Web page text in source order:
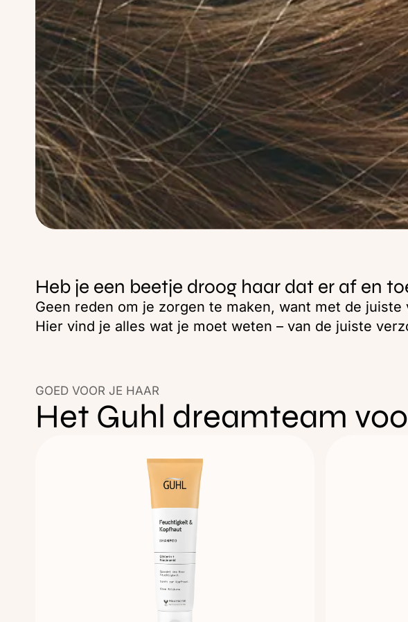
Heb je een beetje droog haar dat er af en
Geen reden om je zorgen te maken, want met de
Hier vind je alles wat je moet weten – van de juiste
GOED VOOR JE HAAR
Het Guhl dreamteam